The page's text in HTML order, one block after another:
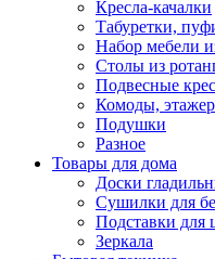
Кресла-качалки
Табуретки,
Набор мебели
Столы из
Подвесные
Комоды,
Подушки
Разное
Товары для дома
Доски
Сушилки для
Подставки для
Зеркала